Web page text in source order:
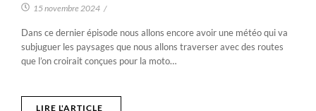
15 novembre 2024 /
Dans ce dernier épisode nous allons encore avoir une météo qui va
subjuguer les paysages que nous allons traverser avec des routes
que l’on croirait conçues pour la moto…
LIRE L'ARTICLE